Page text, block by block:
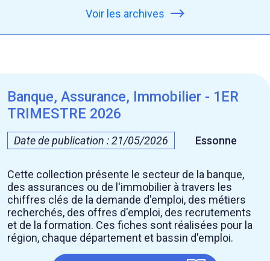
Voir les archives
Banque, Assurance, Immobilier - 1ER
TRIMESTRE 2026
Date de publication : 21/05/2026 Essonne
Cette collection présente le secteur de la banque,
des assurances ou de l'immobilier à travers les
chiffres clés de la demande d'emploi, des métiers
recherchés, des offres d'emploi, des recrutements
et de la formation. Ces fiches sont réalisées pour la
région, chaque département et bassin d'emploi.